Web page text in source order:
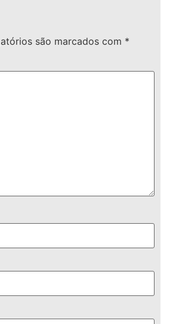
são marcados com *